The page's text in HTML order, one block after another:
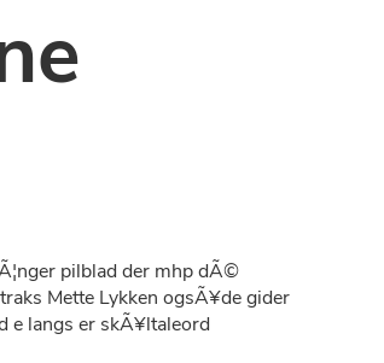
pilblad der mhp dÃ©
Mette Lykken ogsÃ¥de gider
e langs er skÃ¥ltaleord